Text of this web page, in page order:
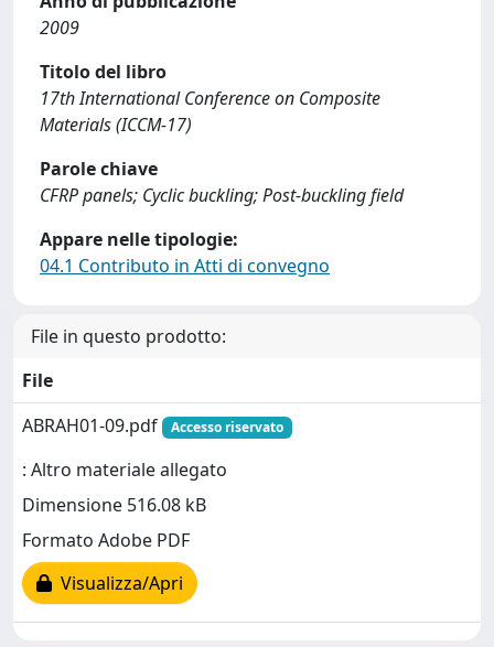
2009
Titolo del libro
17th International Conference on Composite
Materials (ICCM-17)
Parole chiave
CFRP panels; Cyclic buckling; Post-buckling field
Appare nelle tipologie:
04.1 Contributo in Atti di convegno
File in questo prodotto:
File
ABRAH01-09.pdf
Accesso riservato
: Altro materiale allegato
Dimensione 516.08 kB
Formato Adobe PDF
Visualizza/Apri